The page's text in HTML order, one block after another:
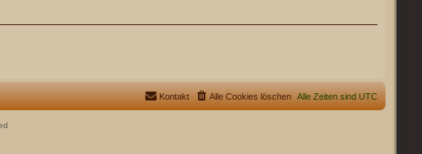
Alle Zeiten sind UTC
Alle Cookies löschen
Kontakt